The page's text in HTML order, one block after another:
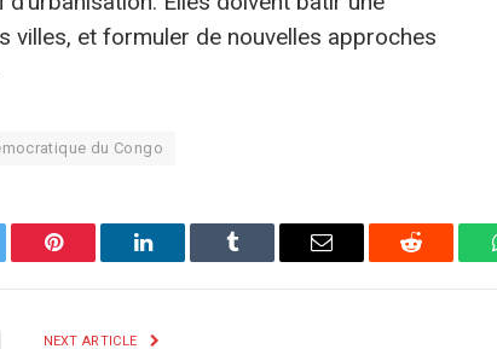
villes, et formuler de nouvelles approches
du Congo
Pinterest LinkedIn Tumblr
E-
Reddit
NEXT ARTICLE